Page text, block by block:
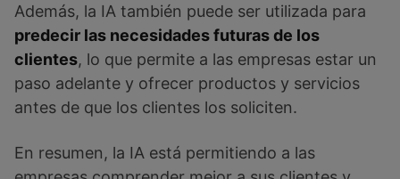
Además, la IA también puede ser utilizada para
predecir las necesidades futuras de los
clientes, lo que permite a las empresas estar un
paso adelante y ofrecer productos y servicios
antes de que los clientes los soliciten.
En resumen, la IA está permitiendo a las